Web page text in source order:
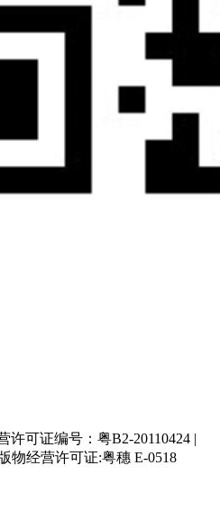
可证编号：粤B2-20110424 |
物经营许可证:粤穗 E-0518